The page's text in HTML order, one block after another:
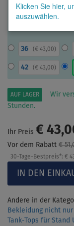
Klicken Sie hier,
auszuwählen.
36 ( € 43,00)
42 ( € 43,00)
AUF LAGER
Wir
Stunden.
Ihr Preis €
Vor dem Rabatt €
30-Tage-Bestpreis*: €
Andere in der
Bekleidung nicht
Tank-Tops für Stand